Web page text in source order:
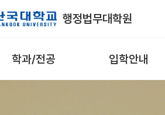
행정법무대학원
학과/전공 입학안내